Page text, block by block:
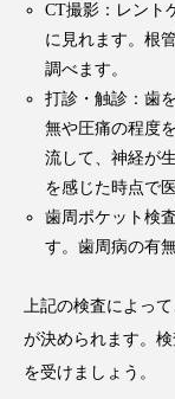
CT撮影：レント
に見れます。根
調べます。
打診・触診：歯
無や圧痛の程度
流して、神経が
を感じた時点で
歯周ポケット検
す。歯周病の有
上記の検査によっ
が決められます。
を受けましょう。